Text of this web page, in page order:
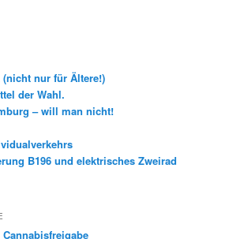
(nicht nur für Ältere!)
der Wahl.
– will man nicht!
B196 und elektrisches Zweirad
Cannabisfreigabe